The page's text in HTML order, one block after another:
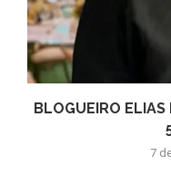
BLOGUEIRO
7